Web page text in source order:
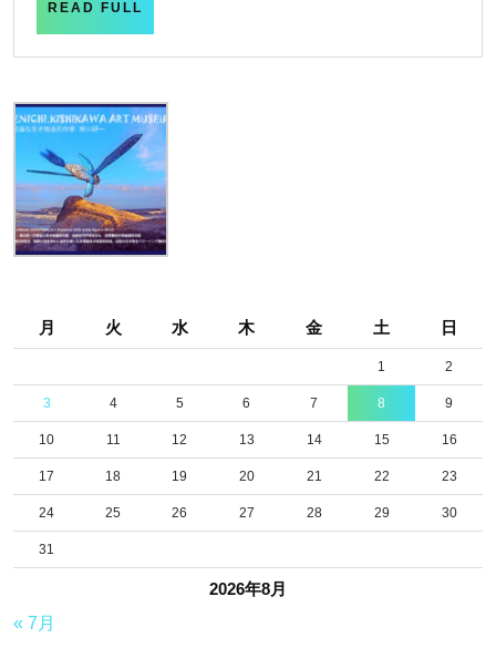
READ FULL
2026年8月
月 火 水 木 金 土 日
1 2
3 4 5 6 7 8 9
10 11 12 13 14 15 16
17 18 19 20 21 22 23
24 25 26 27 28 29 30
31
« 7月